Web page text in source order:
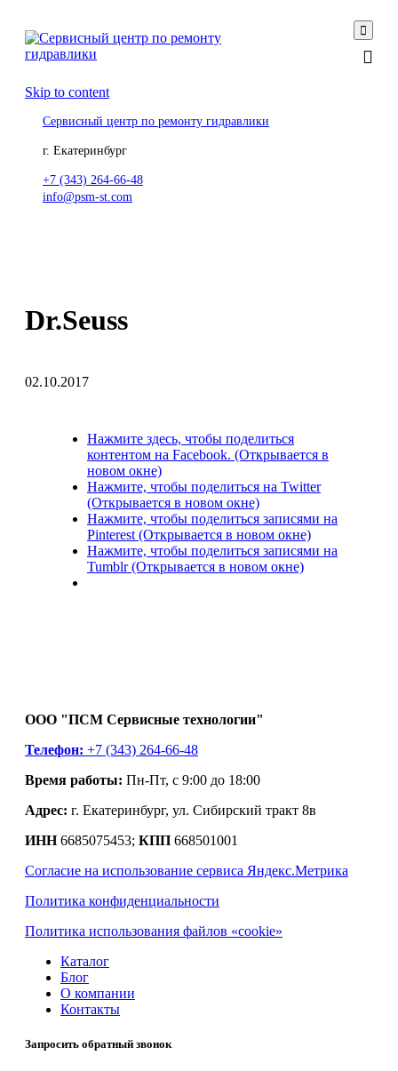

Skip to content
Сервисный центр по ремонту гидравлики
г. Екатеринбург
+7 (343) 264-66-48
info@psm-st.com
Dr.Seuss
02.10.2017
Нажмите здесь, чтобы поделиться
контентом на Facebook. (Открывается в
новом окне)
Нажмите, чтобы поделиться на Twitter
(Открывается в новом окне)
Нажмите, чтобы поделиться записями на
Pinterest (Открывается в новом окне)
Нажмите, чтобы поделиться записями на
Tumblr (Открывается в новом окне)
ООО "ПСМ Сервисные технологии"
Телефон: +7 (343) 264-66-48
Время работы: Пн-Пт, с 9:00 до 18:00
Адрес: г. Екатеринбург, ул. Сибирский тракт 8в
ИНН6685075453; КПП 668501001
Согласие на использование сервиса Яндекс.Метрика
Политика конфиденциальности
Политика использования файлов «cookie»
Каталог
Блог
О компании
Контакты
Запросить обратный звонок